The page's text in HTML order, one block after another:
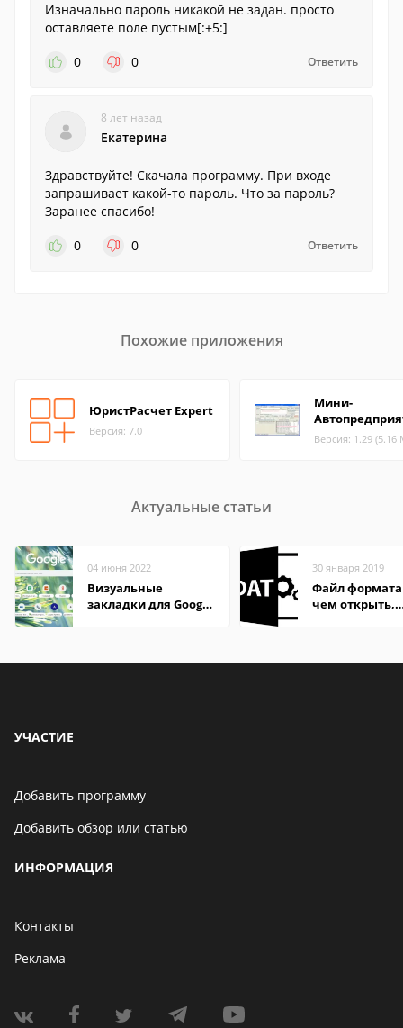
Изначально пароль никакой не задан. просто
оставляете поле пустым[:+5:]
0
0 Ответить
8 лет назад
Екатерина
Здравствуйте! Скачала программу. При входе
запрашивает какой-то пароль. Что за пароль?
Заранее спасибо!
0
0 Ответить
Похожие приложения
ЮристРасчет Expert
Версия: 7.0
Мини-
Версия: 1.29 (5.16
Актуальные статьи
04 июня 2022
Визуальные
закладки для Google
30 января 2019
Файл формата
чем открыть,
УЧАСТИЕ
Добавить программу
Добавить обзор или статью
ИНФОРМАЦИЯ
Контакты
Реклама